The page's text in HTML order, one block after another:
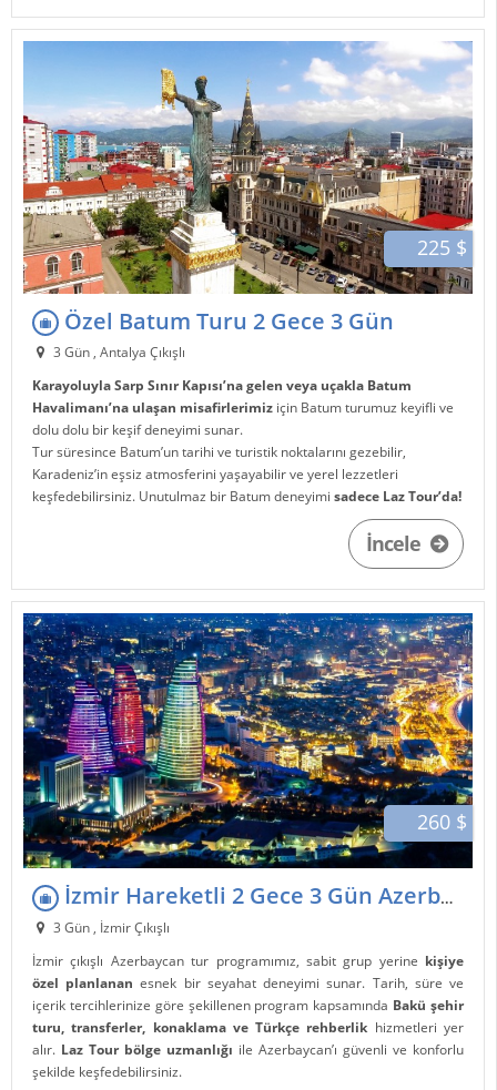
225 $
Özel Batum Turu 2 Gece 3 Gün
3 Gün , Antalya Çıkışlı
Karayoluyla Sarp Sınır Kapısı’na gelen veya uçakla Batum
Havalimanı’na ulaşan misafirlerimiz için Batum turumuz keyifli ve
dolu dolu bir keşif deneyimi sunar.
Tur süresince Batum’un tarihi ve turistik noktalarını gezebilir,
Karadeniz’in eşsiz atmosferini yaşayabilir ve yerel lezzetleri
keşfedebilirsiniz. Unutulmaz bir Batum deneyimisadece Laz Tour’da!
İncele
260 $
İzmir Hareketli 2 Gece 3 Gün Azerbaycan Bakü Turu
3 Gün , İzmir Çıkışlı
İzmir çıkışlı Azerbaycan tur programımız, sabit grup yerine kişiye
özel planlanan esnek bir seyahat deneyimi sunar. Tarih, süre ve
içerik tercihlerinize göre şekillenen program kapsamında Bakü şehir
turu, transferler, konaklama ve Türkçe rehberlik hizmetleri yer
alır. Laz Tour bölge uzmanlığı ile Azerbaycan’ı güvenli ve konforlu
şekilde keşfedebilirsiniz.